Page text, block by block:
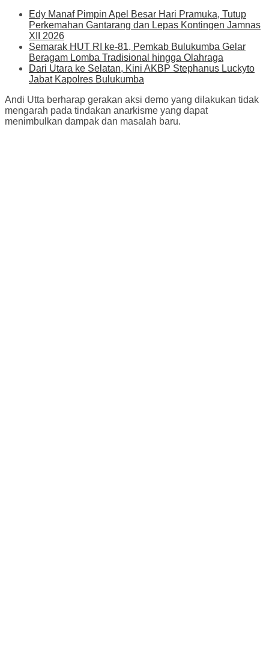
Edy Manaf Pimpin Apel Besar Hari Pramuka, Tutup
Perkemahan Gantarang dan Lepas Kontingen Jamnas
XII 2026
Semarak HUT RI ke-81, Pemkab Bulukumba Gelar
Beragam Lomba Tradisional hingga Olahraga
Dari Utara ke Selatan, Kini AKBP Stephanus Luckyto
Jabat Kapolres Bulukumba
Andi Utta berharap gerakan aksi demo yang dilakukan tidak
mengarah pada tindakan anarkisme yang dapat
menimbulkan dampak dan masalah baru.